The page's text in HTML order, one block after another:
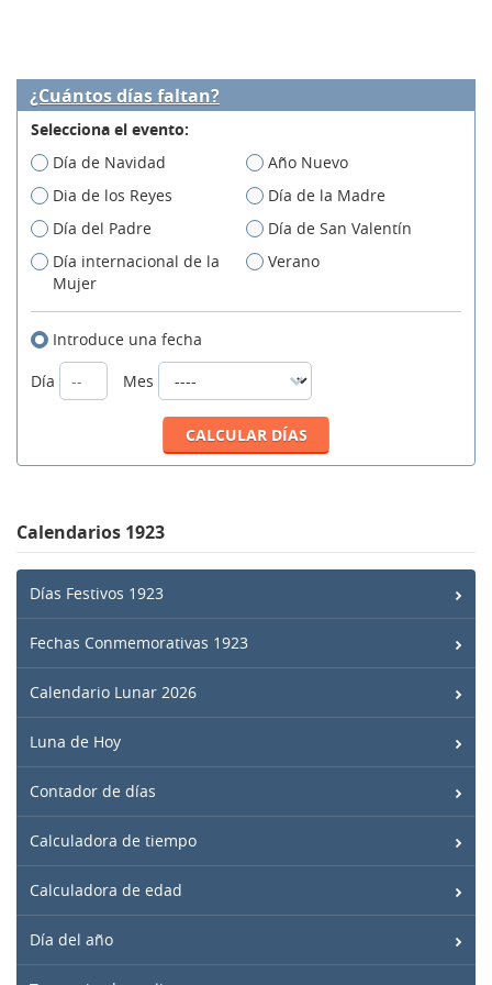
¿Cuántos días faltan?
Selecciona el evento:
Día de Navidad
Año Nuevo
Dia de los Reyes
Día de la Madre
Día del Padre
Día de San Valentín
Día internacional de la
Mujer
Verano
Introduce una fecha
Día
Mes
Calendarios 1923
Días Festivos 1923
Fechas Conmemorativas 1923
Calendario Lunar 2026
Luna de Hoy
Contador de días
Calculadora de tiempo
Calculadora de edad
Día del año